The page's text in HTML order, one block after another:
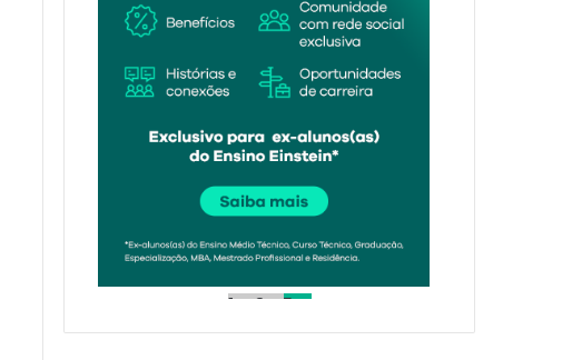
1 2 3